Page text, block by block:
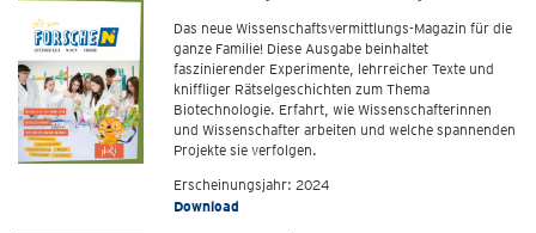
Das neue Wissenschaftsvermittlungs-Magazin für die
ganze Familie! Diese Ausgabe beinhaltet
faszinierender Experimente, lehrreicher Texte und
kniffliger Rätselgeschichten zum Thema
Biotechnologie. Erfahrt, wie Wissenschafterinnen
und Wissenschafter arbeiten und welche spannenden
Projekte sie verfolgen.
Erscheinungsjahr: 2024
Download